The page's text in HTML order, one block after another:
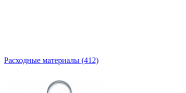
Расходные материалы (412)